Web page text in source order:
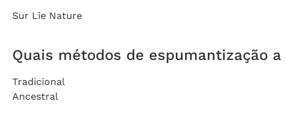
Sur Lie Nature
Quais métodos de espumantização
Tradicional
Ancestral